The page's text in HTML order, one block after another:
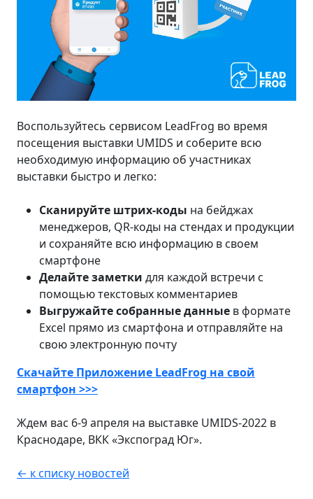
Воспользуйтесь сервисом LeadFrog во время
посещения выставки UMIDS и соберите всю
необходимую информацию об участниках
выставки быстро и легко:
Сканируйте штрих-коды на бейджах
менеджеров, QR-коды на стендах и продукции
и сохраняйте всю информацию в своем
смартфоне
Делайте заметки для каждой встречи с
помощью текстовых комментариев
Выгружайте собранные данные в формате
Excel прямо из смартфона и отправляйте на
свою электронную почту
Скачайте Приложение LeadFrog на свой
смартфон >>>
Ждем вас 6-9 апреля на выставке UMIDS-2022 в
Краснодаре, ВКК «Экспоград Юг».
← к списку новостей